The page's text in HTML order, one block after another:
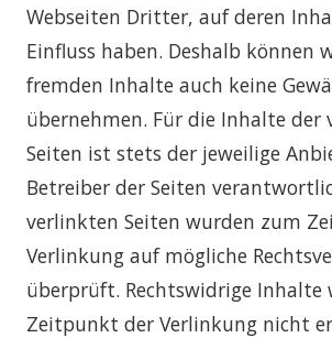
Webseiten Dritter, auf deren
Einfluss haben. Deshalb können
fremden Inhalte auch keine
übernehmen. Für die Inhalte der
Seiten ist stets der jeweilige
Betreiber der Seiten
verlinkten Seiten wurden zum
Verlinkung auf mögliche
überprüft. Rechtswidrige Inhalte
Zeitpunkt der Verlinkung nicht